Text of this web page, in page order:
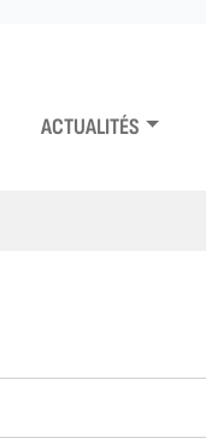
ACTUALITÉS